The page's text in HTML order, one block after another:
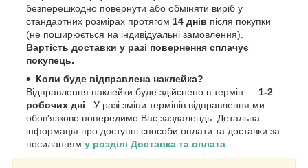
безперешкодно повернути або обміняти виріб у
стандартних розмірах протягом 14 днів після покупки
(не поширюється на індивідуальні замовлення).
Вартість доставки у разі повернення сплачує
покупець.
Коли буде відправлена наклейка?
Відправлення наклейки буде здійснено в термін — 1-2
робочих дні . У разі зміни термінів відправлення ми
обов'язково попередимо Вас заздалегідь. Детальна
інформація про доступні способи оплати та доставки за
посиланням у розділі Доставка та оплата